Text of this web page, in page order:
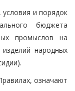
и порядок
бюджета
промыслов на
народных
означают